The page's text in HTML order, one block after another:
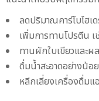
ลดปริมาณคาร์โบไฮเ
เพิ่มการทานโปรตีน เ
ทานผักใบเขียวและผ
ดื่มน้ำสะอาดอย่างน้อ
หลีกเลี่ยงเครื่องดื่ม